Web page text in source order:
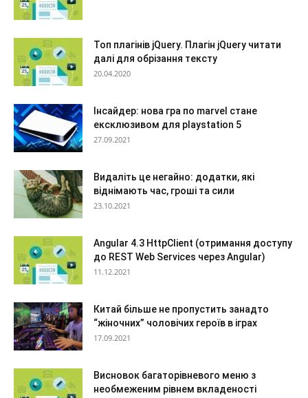
Топ плагінів jQuery. Плагін jQuery читати
далі для обрізання тексту
20.04.2020
Інсайдер: нова гра по marvel стане
ексклюзивом для playstation 5
27.09.2021
Видаліть це негайно: додатки, які
віднімають час, гроші та сили
23.10.2021
Angular 4.3 HttpClient (отримання доступу
до REST Web Services через Angular)
11.12.2021
Китай більше не пропустить занадто
“жіночних” чоловічих героїв в іграх
17.09.2021
Висновок багаторівневого меню з
необмеженим рівнем вкладеності